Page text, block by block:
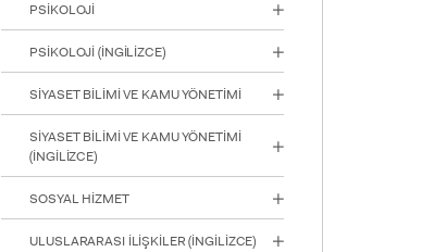
PSİKOLOJİ
PSİKOLOJİ (İNGİLİZCE)
SİYASET BİLİMİ VE KAMU YÖNETİMİ
SİYASET BİLİMİ VE KAMU YÖNETİMİ
(İNGİLİZCE)
SOSYAL HİZMET
ULUSLARARASI İLİŞKİLER (İNGİLİZCE)